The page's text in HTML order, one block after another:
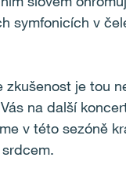
symfonicích v
zkušenost je tou
na další
v této sezóně